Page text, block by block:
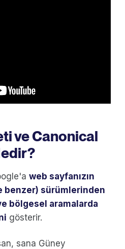
ve Canonical
web sayfanızın
benzer) sürümlerinden
bölgesel aramalarda
gösterir.
sana Güney